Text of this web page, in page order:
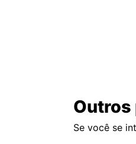
Outros
Se você se